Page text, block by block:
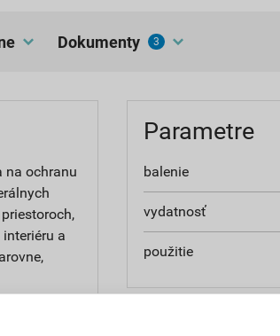
dokumenty 3
na ochranu
a
Parametre
balenie
vydatnosť
použitie